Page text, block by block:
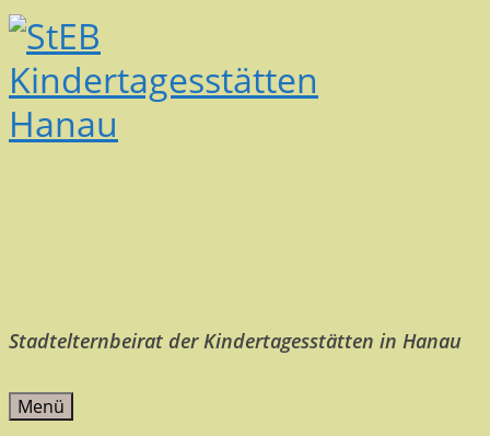
Stadtelternbeirat der Kindertagesstätten in Hanau
Menü